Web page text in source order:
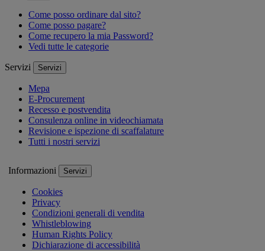
Come posso ordinare dal sito?
Come posso pagare?
Come recupero la mia Password?
Vedi tutte le categorie
Servizi Servizi
Mepa
E-Procurement
Recesso e postvendita
Consulenza online in videochiamata
Revisione e ispezione di scaffalature
Tutti i nostri servizi
Informazioni Servizi
Cookies
Privacy
Condizioni generali di vendita
Whistleblowing
Human Rights Policy
Dichiarazione di accessibilità